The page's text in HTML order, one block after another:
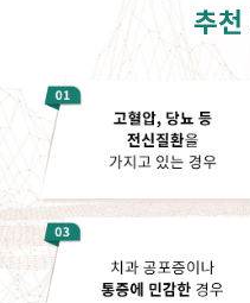
추천